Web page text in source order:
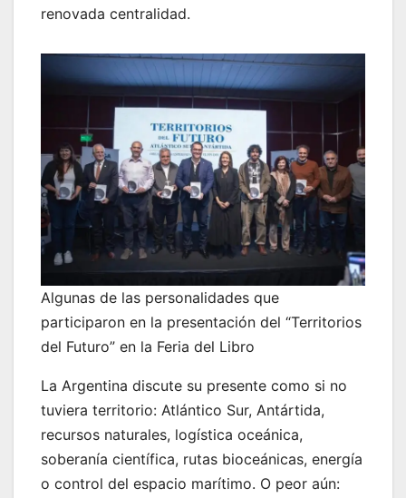
renovada centralidad.
Algunas de las personalidades que
participaron en la presentación del “Territorios
del Futuro” en la Feria del Libro
La Argentina discute su presente como si no
tuviera territorio: Atlántico Sur, Antártida,
recursos naturales, logística oceánica,
soberanía científica, rutas bioceánicas, energía
o control del espacio marítimo. O peor aún: